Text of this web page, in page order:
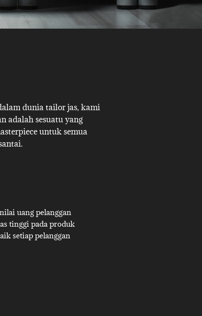
dunia tailor jas, kami
adalah sesuatu yang
untuk semua
uang pelanggan
tinggi pada produk
setiap pelanggan